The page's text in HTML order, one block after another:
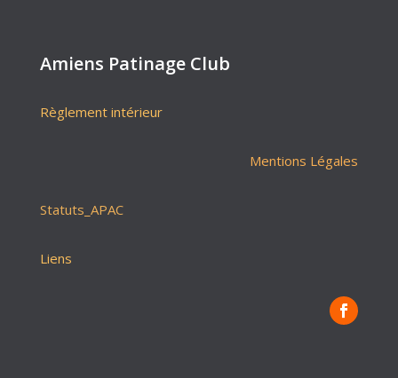
Amiens Patinage Club
Règlement intérieur
Mentions Légales
Statuts_APAC
Liens